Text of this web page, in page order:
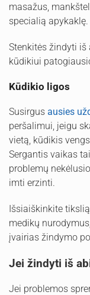
masažus,
specialią apykaklę.
Stenkitės žindyti
kūdikiui
Kūdikio ligos
Susirgus ausies
peršalimui, jeigu
vietą, kūdikis
Sergantis vaikas
problemų
imti erzinti.
Išsiaiškinkite
medikų
įvairias žindymo
Jei žindyti iš
Jei problemos